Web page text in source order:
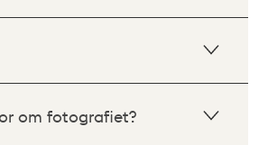
om fotografiet?